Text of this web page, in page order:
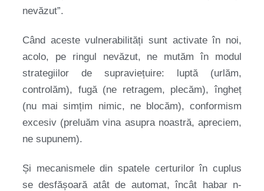
nevăzut”.
Când aceste vulnerabilități sunt activate în noi,
acolo, pe ringul nevăzut, ne mutăm în modul
strategiilor de supraviețuire: luptă (urlăm,
controlăm), fugă (ne retragem, plecăm), îngheț
(nu mai simțim nimic, ne blocăm), conformism
excesiv (preluăm vina asupra noastră, apreciem,
ne supunem).
Și mecanismele din spatele certurilor în cuplus
se desfășoară atât de automat, încât habar n-